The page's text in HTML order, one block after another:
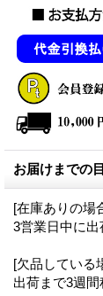
お届けまでの
[在庫ありの場
3営業日中に
[欠品している
出荷まで3週